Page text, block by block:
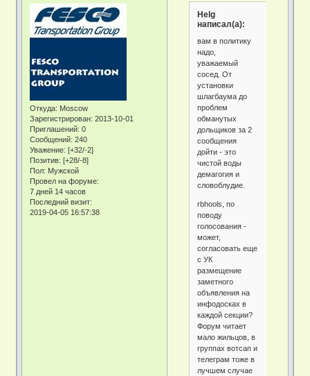
Откуда: Moscow
Зарегистрирован: 2013-10-01
Приглашений: 0
Сообщений: 240
Уважение: [+32/-2]
Позитив: [+28/-8]
Пол: Мужской
Провел на форуме:
7 дней 14 часов
Последний визит:
2019-04-05 16:57:38
Helg
написал(а):
вам в политику
надо,
уважаемый
сосед. От
установки
шлагбаума до
проблем
обманутых
дольщиков за 2
сообщения
дойти - это
чистой воды
демагогия и
словоблудие.
rbhools, по
поводу
голосования -
может,
согласовать еще
с УК
размещение
заметного
объявления на
инфодосках в
каждой секции?
Форум читает
мало жильцов, в
группах вотсап и
телеграм тоже в
лучшем случае